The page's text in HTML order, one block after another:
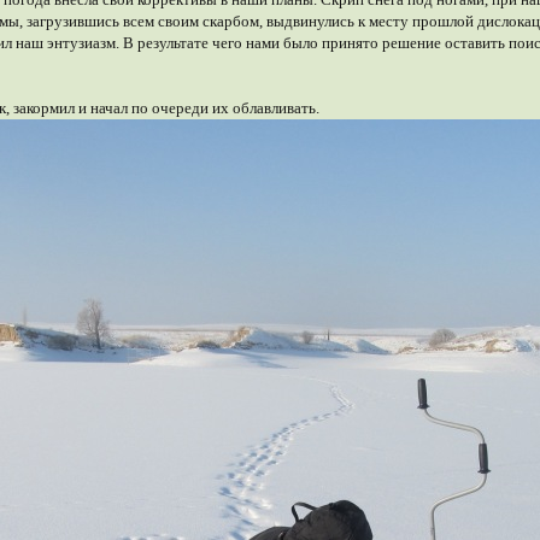
загрузившись всем своим скарбом, выдвинулись к месту прошлой
наш энтузиазм. В результате чего нами было принято решение оставить
закормил и начал по очереди их облавливать.